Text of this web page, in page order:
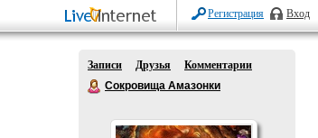
Регистрация Вход
Записи Друзья
Комментарии
Сокровища Амазонки